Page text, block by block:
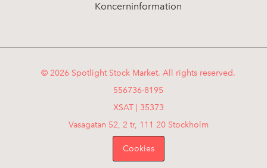
Koncerninformation
© 2026 Spotlight Stock Market. All rights reserved.
556736-8195
XSAT | 35373
Vasagatan 52, 2 tr, 111 20 Stockholm
Cookies